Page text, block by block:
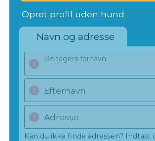
Opret profil uden hund
Navn og adresse
Deltagers fornavn
Efternavn
Adresse
Kan du ikke finde adressen? Indtast